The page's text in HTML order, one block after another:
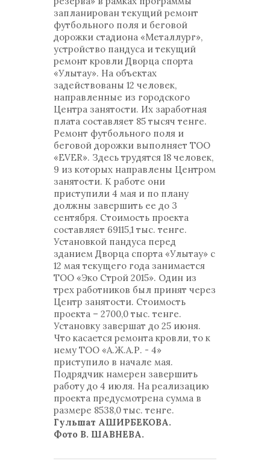
запланирован текущий ремонт
футбольного поля и беговой
дорожки стадиона «Металлург»,
устройство пандуса и текущий
ремонт кровли Дворца спорта
«Улытау». На объектах
задействованы 12 человек,
направленные из городского
Центра занятости. Их заработная
плата составляет 85 тысяч тенге.
Ремонт футбольного поля и
беговой дорожки выполняет ТОО
«EVER». Здесь трудятся 18 человек,
9 из которых направлены Центром
занятости. К работе они
приступили 4 мая и по плану
должны завершить ее до 3
сентября. Стоимость проекта
составляет 69115,1 тыс. тенге.
Установкой пандуса перед
зданием Дворца спорта «Улытау» с
12 мая текущего года занимается
ТОО «Эко Строй 2015». Один из
трех работников был принят через
Центр занятости. Стоимость
проекта – 2700,0 тыс. тенге.
Установку завершат до 25 июня.
Что касается ремонта кровли, то к
нему ТОО «А.Ж.А.Р. - 4»
приступило в начале мая.
Подрядчик намерен завершить
работу до 4 июля. На реализацию
проекта предусмотрена сумма в
размере 8538,0 тыс. тенге.
Гульшат АШИРБЕКОВА.
Фото В. ШАВНЕВА.